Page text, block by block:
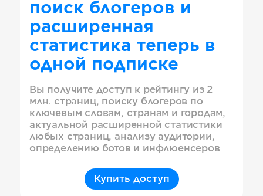
поиск блогеров и
расширенная
статистика теперь в
одной подписке
Вы получите доступ к рейтингу из 2
млн. страниц, поиску блогеров по
ключевым словам, странам и городам,
актуальной расширенной статистики
любых страниц, анализу аудитории,
определению ботов и инфлюенсеров
Купить доступ